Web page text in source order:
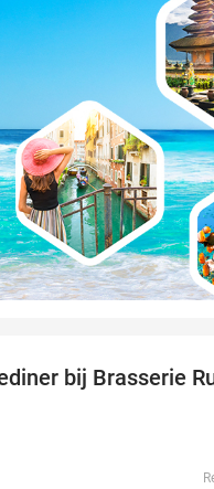
bij Brasserie